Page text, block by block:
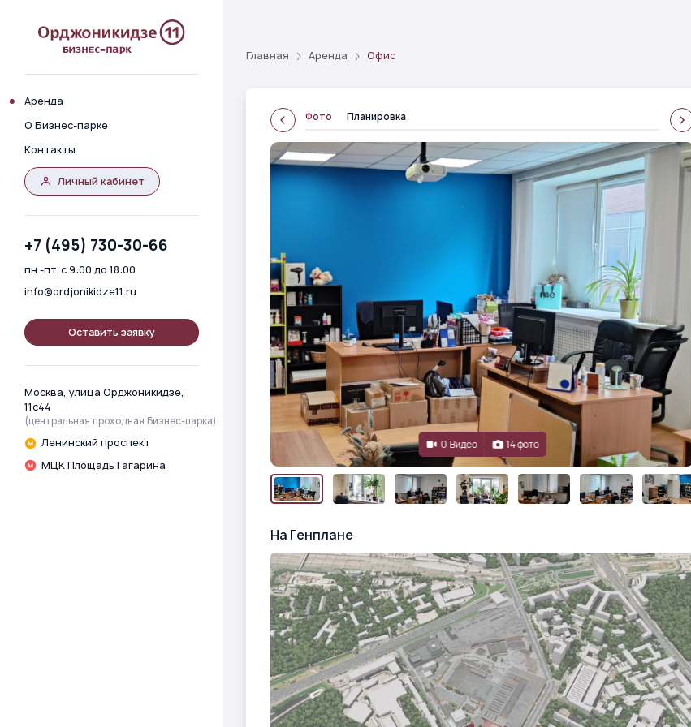
Аренда
О Бизнес-парке
Контакты
Личный кабинет
+7 (495) 730-30-66
пн.-пт. с 9:00 до 18:00
info@ordjonikidze11.ru
Оставить заявку
Москва, улица Орджоникидзе,
11с44
(центральная проходная Бизнес-парка)
Ленинский проспект
МЦК Площадь Гагарина
Главная Аренда Офис
Фото Планировка
0 Видео 14 фото
На Генплане